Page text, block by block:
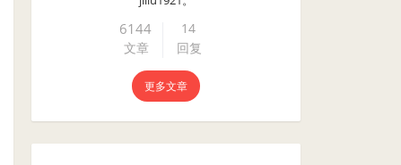
6144
文章
14
回复
更多文章